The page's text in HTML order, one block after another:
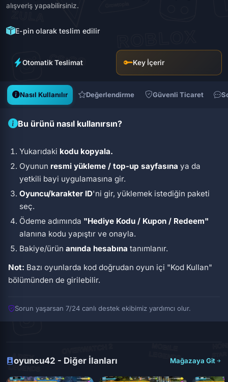
alışveriş yapabilirsiniz.
E-pin olarak teslim edilir
Otomatik Teslimat Key İçerir
Nasıl Kullanılır Değerlendirme Güvenli Ticaret
Bu ürünü nasıl kullanırsın?
Yukarıdaki kodu kopyala.
Oyunun resmi yükleme / top-up sayfasına ya da
yetkili bayi uygulamasına gir.
Oyuncu/karakter ID'ni gir, yüklemek istediğin paketi
seç.
Ödeme adımında "Hediye Kodu / Kupon / Redeem"
alanına kodu yapıştır ve onayla.
Bakiye/ürünanında hesabına tanımlanır.
Not: Bazı oyunlarda kod doğrudan oyun içi "Kod Kullan"
bölümünden de girilebilir.
Sorun yaşarsan 7/24 canlı destek ekibimiz yardımcı olur.
oyuncu42 - Diğer İlanları Mağazaya Git